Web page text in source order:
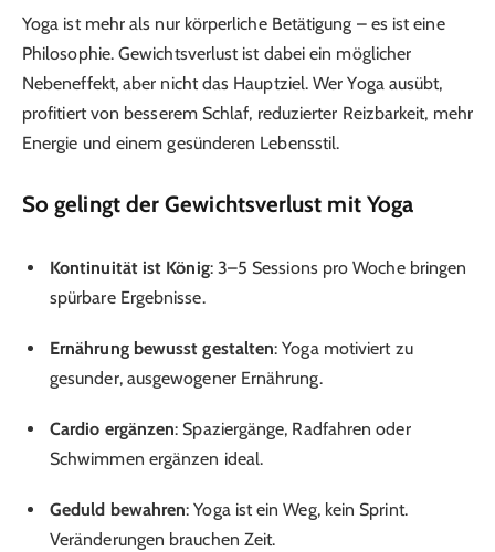
Yoga ist mehr als nur körperliche Betätigung – es ist eine
Philosophie. Gewichtsverlust ist dabei ein möglicher
Nebeneffekt, aber nicht das Hauptziel. Wer Yoga ausübt,
profitiert von besserem Schlaf, reduzierter Reizbarkeit, mehr
Energie und einem gesünderen Lebensstil.
So gelingt der Gewichtsverlust mit Yoga
Kontinuität ist König: 3–5 Sessions pro Woche bringen
spürbare Ergebnisse.
Ernährung bewusst gestalten: Yoga motiviert zu
gesunder, ausgewogener Ernährung.
Cardio ergänzen: Spaziergänge, Radfahren oder
Schwimmen ergänzen ideal.
Geduld bewahren: Yoga ist ein Weg, kein Sprint.
Veränderungen brauchen Zeit.